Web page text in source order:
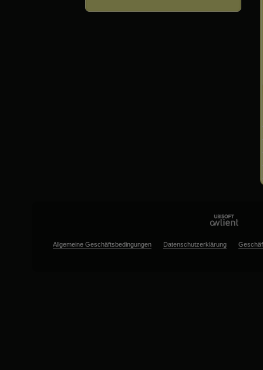
Allgemeine Geschäftsbedingungen Datenschutzerklärung